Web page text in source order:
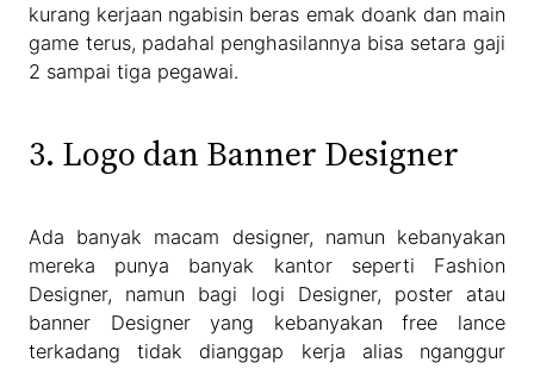
kurang kerjaan ngabisin beras emak doank dan main
game terus, padahal penghasilannya bisa setara gaji
2 sampai tiga pegawai.
3. Logo dan Banner Designer
Ada banyak macam designer, namun kebanyakan
mereka punya banyak kantor seperti Fashion
Designer, namun bagi logi Designer, poster atau
banner Designer yang kebanyakan free lance
terkadang tidak dianggap kerja alias nganggur